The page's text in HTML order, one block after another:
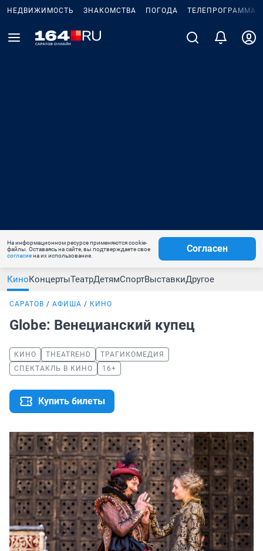
НЕДВИЖИМОСТЬ ЗНАКОМСТВА ПОГОДА ТЕЛЕПРОГРАММА
На информационном ресурсе применяются cookie-
файлы. Оставаясь на сайте, вы подтверждаете свое
согласиена их использование.
Согласен
КиноКонцертыТеатрДетямСпортВыставкиДругое
САРАТОВ АФИША КИНО
Globe: Венецианский купец
КИНО THEATREHD
ТРАГИКОМЕДИЯ
СПЕКТАКЛЬ В КИНО
16+
Купить билеты